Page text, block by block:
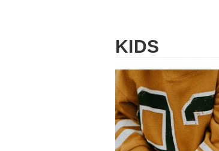
KIDS